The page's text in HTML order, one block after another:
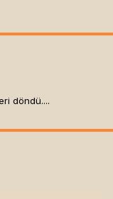
döndü....